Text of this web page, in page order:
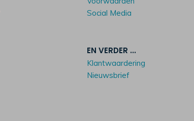
Social Media
EN VERDER ...
Klantwaardering
Nieuwsbrief